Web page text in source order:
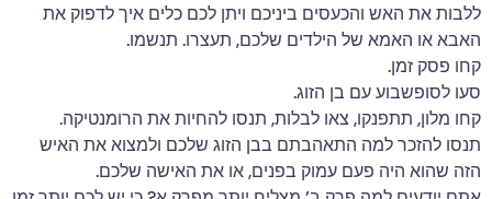
ללבות את האש והכעסים ביניכם ויתן לכם כלים איך לדפוק את
האבא או האמא של הילדים שלכם, תעצרו. תנשמו.
קחו פסק זמן.
סעו לסופשבוע עם בן הזוג.
קחו מלון, תתפנקו, צאו לבלות, תנסו להחיות את הרומנטיקה.
תנסו להזכר למה התאהבתם בבן הזוג שלכם ולמצוא את האיש
הזה שהוא היה פעם עמוק בפנים, או את האישה שלכם.